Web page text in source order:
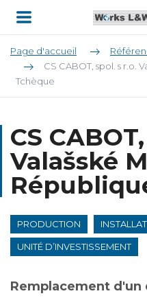
Page d'accueil
CS CABOT, spol. s r.o.
Tchèque
CS
Valašské
PRODUCTION
UNITÉ D’INVESTISSEMENT
Remplacement d'un